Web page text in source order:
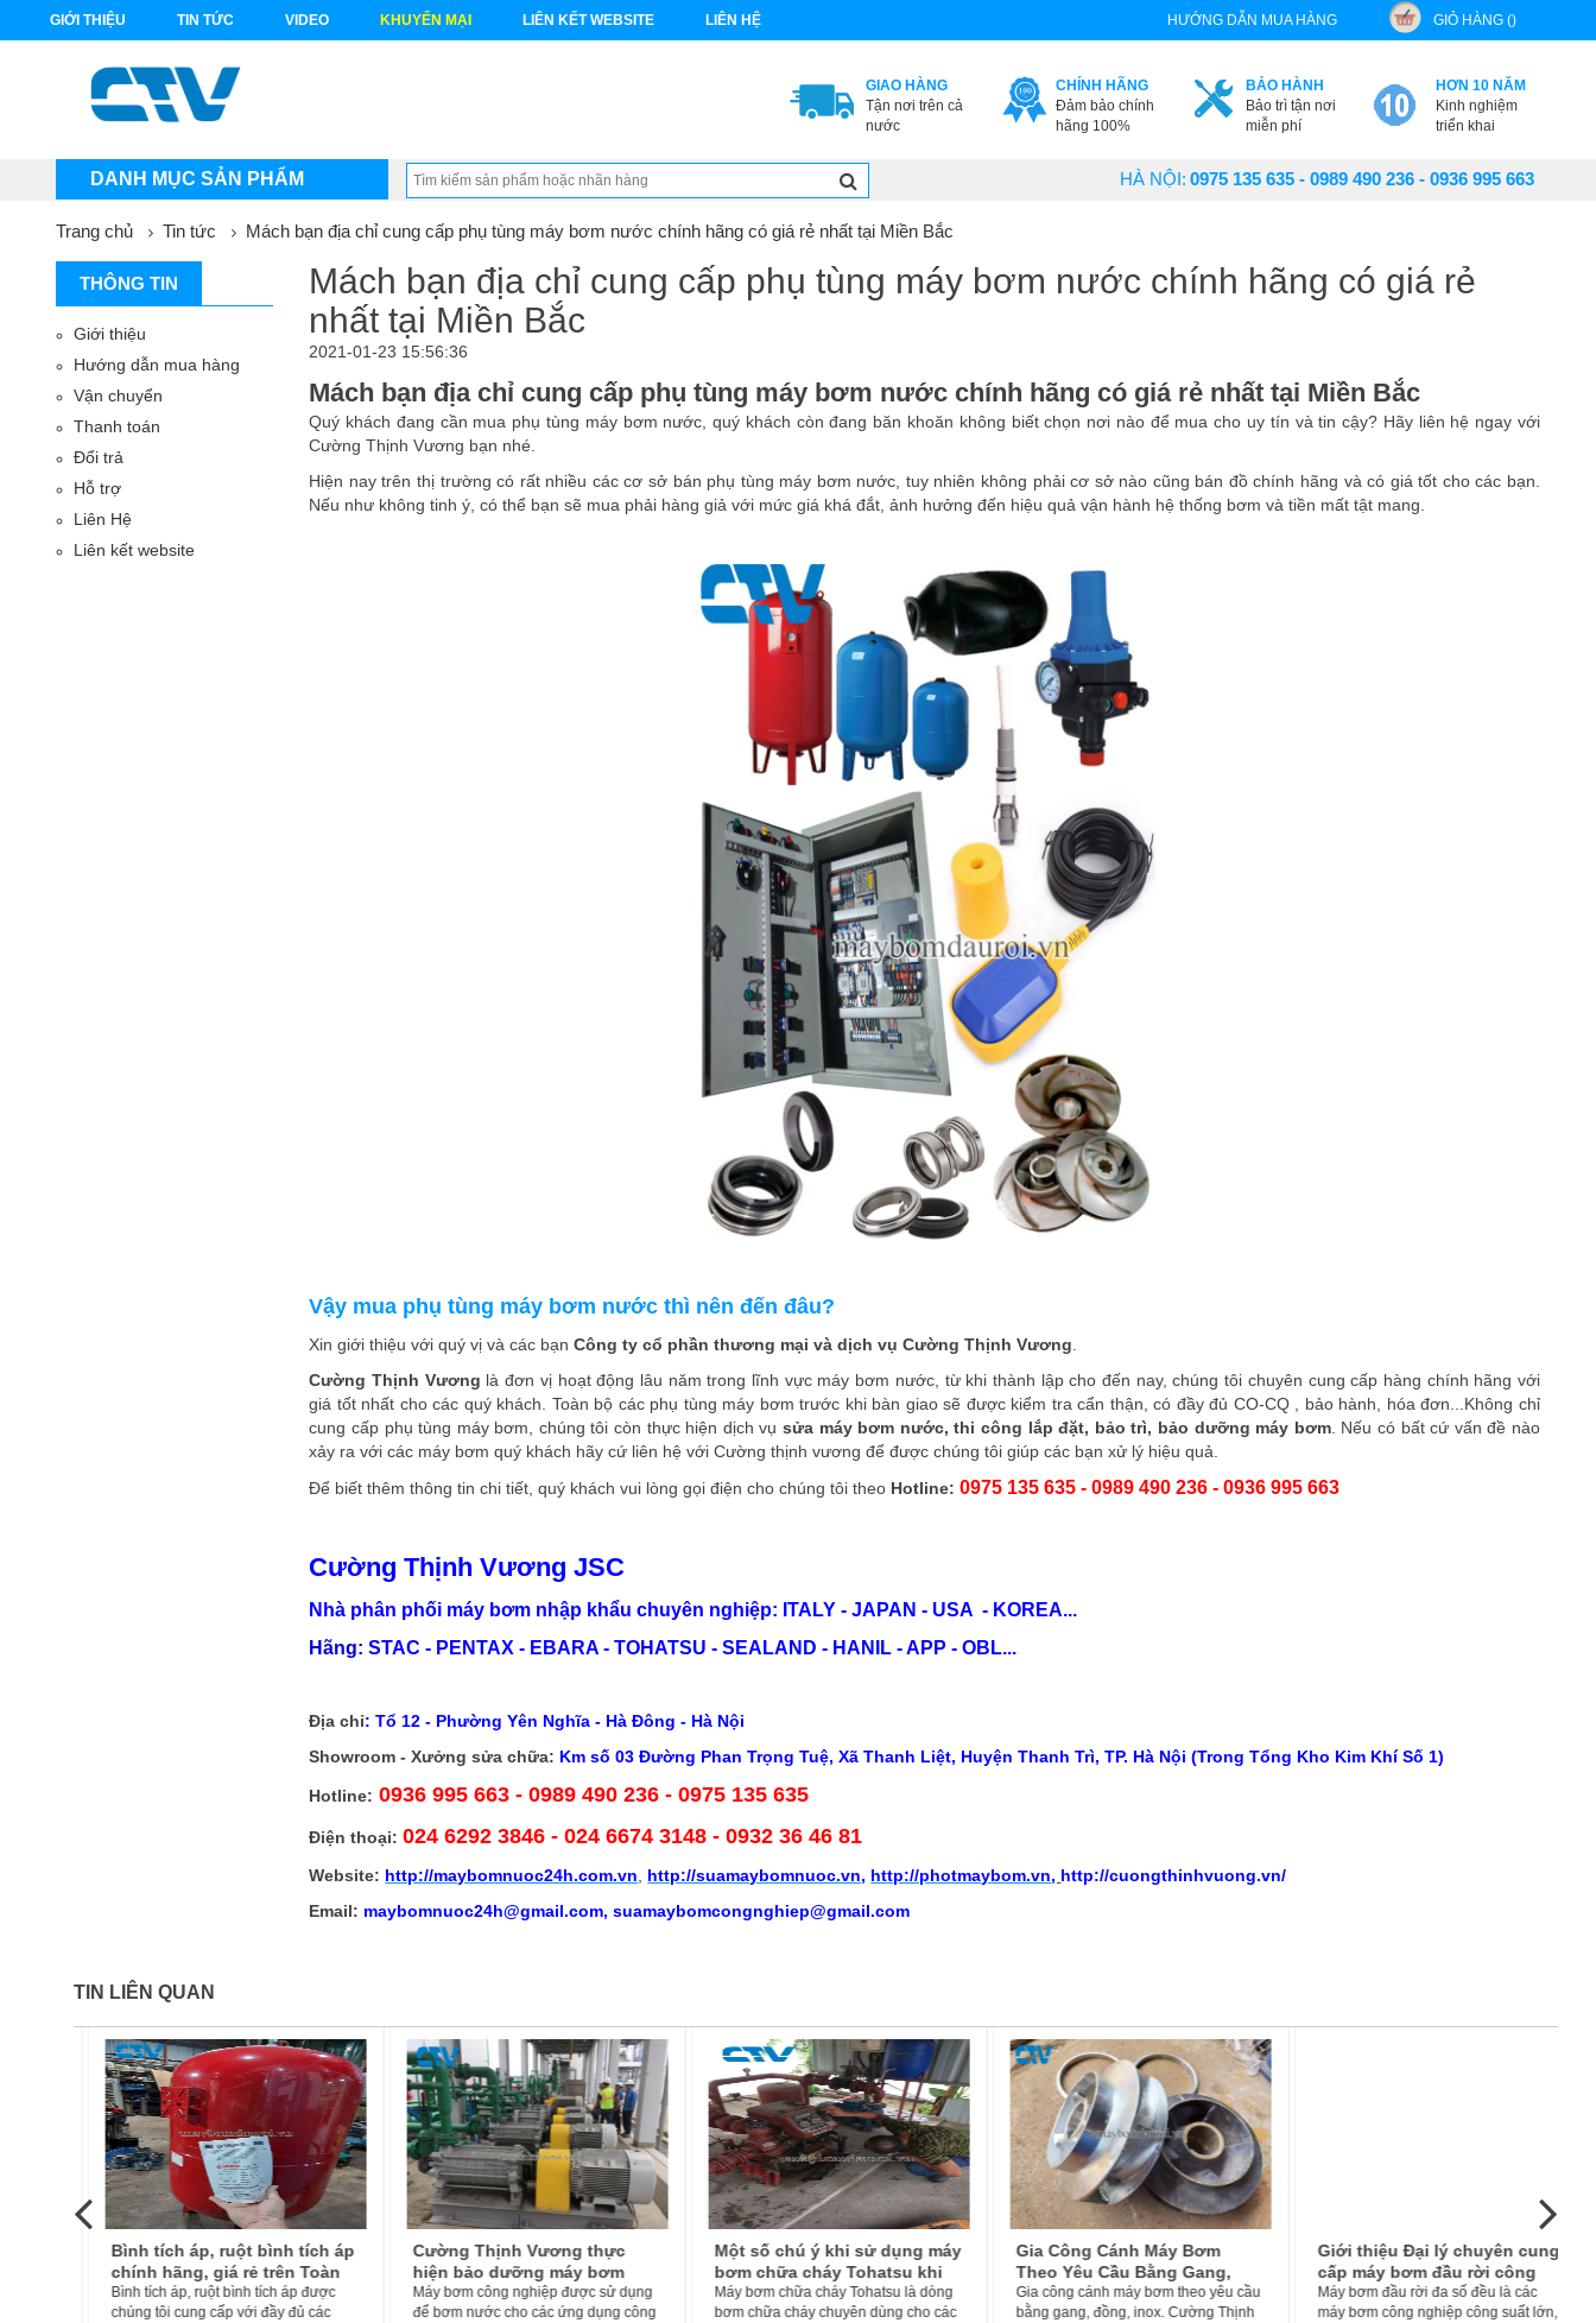
GIỚI THIỆU TIN TỨC VIDEO KHUYẾN MẠI LIÊN KẾT WEBSITE LIÊN HỆ HƯỚNG DẪN MUA HÀNG GIỎ HÀNG ()
GIAO HÀNG
Tận nơi trên cả
nước
CHÍNH HÃNG
Đảm bảo chính
hãng 100%
BẢO HÀNH
Bảo trì tận nơi
miễn phí
HƠN 10 NĂM
Kinh nghiệm
triển khai
DANH MỤC SẢN PHẨM HÀ NỘI: 0975 135 635 - 0989 490 236 - 0936 995 663
Trang chủ Tin tức Mách bạn địa chỉ cung cấp phụ tùng máy bơm nước chính hãng có giá rẻ nhất tại Miền Bắc
THÔNG TIN
Giới thiệu
Hướng dẫn mua hàng
Vận chuyển
Thanh toán
Đổi trả
Hỗ trợ
Liên Hệ
Liên kết website
Mách bạn địa chỉ cung cấp phụ tùng máy bơm nước chính hãng có giá rẻ
nhất tại Miền Bắc
2021-01-23 15:56:36
Mách bạn địa chỉ cung cấp phụ tùng máy bơm nước chính hãng có giá rẻ nhất tại Miền Bắc
Quý khách đang cần mua phụ tùng máy bơm nước, quý khách còn đang băn khoăn không biết chọn nơi nào để mua cho uy tín và tin cậy? Hãy liên hệ ngay với
Cường Thịnh Vương bạn nhé.
Hiện nay trên thị trường có rất nhiều các cơ sở bán phụ tùng máy bơm nước, tuy nhiên không phải cơ sở nào cũng bán đồ chính hãng và có giá tốt cho các bạn.
Nếu như không tinh ý, có thể bạn sẽ mua phải hàng giả với mức giá khá đắt, ảnh hưởng đến hiệu quả vận hành hệ thống bơm và tiền mất tật mang.
Vậy mua phụ tùng máy bơm nước thì nên đến đâu?
Xin giới thiệu với quý vị và các bạnCông ty cổ phần thương mại và dịch vụ Cường Thịnh Vương
Cường Thịnh Vương là đơn vị hoạt động lâu năm trong lĩnh vực máy bơm nước, từ khi thành lập cho đến nay, chúng tôi chuyên cung cấp hàng chính hãng với
giá tốt nhất cho các quý khách. Toàn bộ các phụ tùng máy bơm trước khi bàn giao sẽ được kiểm tra cẩn thận, có đầy đủ CO-CQ , bảo hành, hóa đơn...Không chỉ
cung cấp phụ tùng máy bơm, chúng tôi còn thực hiện dịch vụsửa máy bơm nước, thi công lắp đặt, bảo trì, bảo dưỡng máy bơm. Nếu có bất cứ vấn đề nào
xảy ra với các máy bơm quý khách hãy cứ liên hệ với Cường thịnh vương để được chúng tôi giúp các bạn xử lý hiệu quả.
Để biết thêm thông tin chi tiết, quý khách vui lòng gọi điện cho chúng tôi theo Hotline:0975 135 635 - 0989 490 236 - 0936 995 663
Cường Thịnh Vương JSC
Nhà phân phối máy bơm nhập khẩu chuyên nghiệp: ITALY - JAPAN - USA - KOREA...
Hãng: STAC - PENTAX - EBARA - TOHATSU - SEALAND - HANIL - APP - OBL...
Địa chỉ: Tổ 12 - Phường Yên Nghĩa - Hà Đông - Hà Nội
Showroom - Xưởng sửa chữa: Km số 03 Đường Phan Trọng Tuệ, Xã Thanh Liệt, Huyện Thanh Trì, TP. Hà Nội (Trong Tổng Kho Kim Khí Số 1)
Hotline: 0936 995 663 - 0989 490 236 - 0975 135 635
Điện thoại: 024 6292 3846 - 024 6674 3148 - 0932 36 46 81
Website: http://maybomnuoc24h.com.vn http://suamaybomnuoc.vn, http://photmaybom.vn, http://cuongthinhvuong.vn/
Email: maybomnuoc24h@gmail.com, suamaybomcongnghiep@gmail.com
TIN LIÊN QUAN
Bình tích áp, ruột bình tích áp
chính hãng, giá rẻ trên Toàn
quốc
Bình tích áp, ruột bình tích áp được
chúng tôi cung cấp với đầy đủ các
Cường Thịnh Vương thực
hiện bảo dưỡng máy bơm
công nghiệp tại Hà Nội
Máy bơm công nghiệp được sử dụng
để bơm nước cho các ứng dụng công
Một số chú ý khi sử dụng máy
bơm chữa cháy Tohatsu khi
trời lạnh.
Máy bơm chữa cháy Tohatsu là dòng
bơm chữa cháy chuyên dùng cho các
Gia Công Cánh Máy Bơm
Theo Yêu Cầu Bằng Gang,
Đồng, Inox
Gia công cánh máy bơm theo yêu cầu
bằng gang, đồng, inox. Cường Thịnh
Giới thiệu Đại lý chuyên cung
cấp máy bơm đầu rời công
suất lớn tại Miền Bắc
Máy bơm đầu rời đa số đều là các
máy bơm công nghiệp công suất lớn,